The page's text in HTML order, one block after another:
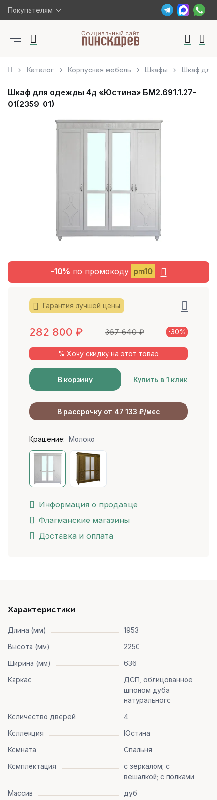
Покупателям
Каталог Корпусная мебель Шкафы Шкаф для
Шкаф для одежды 4д «Юстина» БМ2.691.1.27-
01(2359-01)
-10% по промокоду pm10
Гарантия лучшей цены
282 800 ₽ 367 640₽ -30%
% Хочу скидку на этот товар
В корзину Купить в 1 клик
В рассрочку от 47 133 ₽/мес
Крашение: Молоко
Информация о продавце
Флагманские магазины
Доставка и оплата
Характеристики
Длина (мм)
1953
Высота (мм)
2250
Ширина (мм)
636
Каркас
ДСП, облицованное
шпоном дуба
натурального
Количество дверей
4
Коллекция
Юстина
Комната
Спальня
Комплектация
с зеркалом; с
вешалкой; с полками
Массив
дуб